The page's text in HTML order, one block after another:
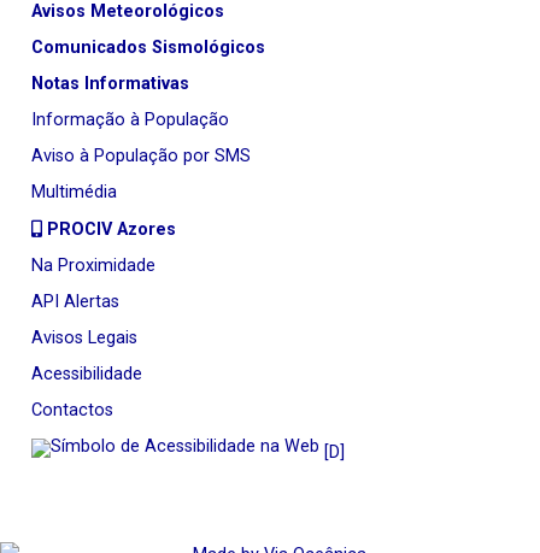
Avisos Meteorológicos
Comunicados Sismológicos
Notas Informativas
Informação à População
Aviso à População por SMS
Multimédia
PROCIV Azores
Na Proximidade
API Alertas
Avisos Legais
Acessibilidade
Contactos
[D]